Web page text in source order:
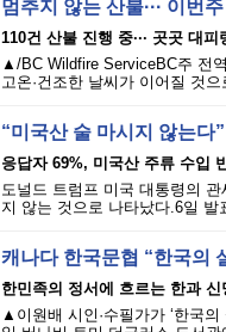
멈추지 않는 산불··· 이번
110건 산불 진행 중··· 곳곳 대피
▲/BC Wildfire ServiceBC주 전
고온·건조한 날씨가 이어질 것
“미국산 술 마시지 않는다
응답자 69%, 미국산 주류 수입
도널드 트럼프 미국 대통령의
지 않는 것으로 나타났다.6일
캐나다 한국문협 “한국의
한민족의 정서에 흐르는 한과 신
▲이원배 시인·수필가가 ‘한국